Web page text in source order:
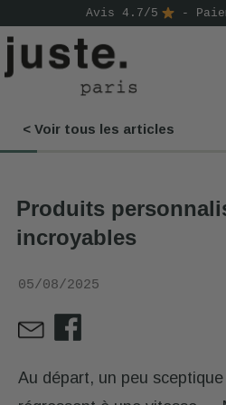
Avis 4.7/5 -
< Voir tous les articles
Produits
incroyables
05/08/2025
Au départ, un peu
COMMANDER
NOS GAMMES
D'ESSAI
⭐